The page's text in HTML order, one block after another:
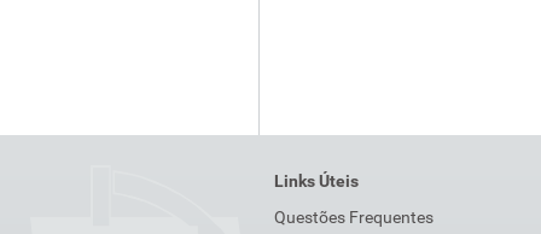
Links Úteis
Questões Frequentes